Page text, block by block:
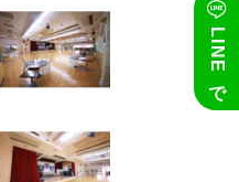
LINEで相談